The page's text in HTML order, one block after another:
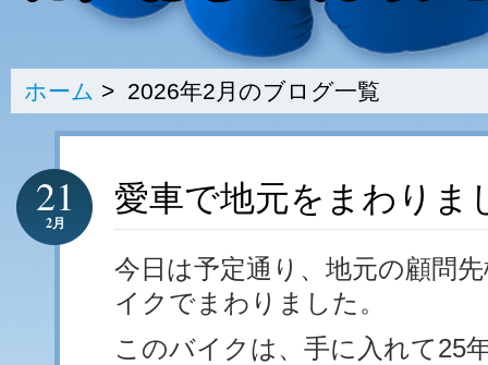
ホーム > 2026年2月のブログ一覧
愛車で地元をまわりま
21
2月
今日は予定通り、地元の顧問
イクでまわりました。
このバイクは、手に入れて25